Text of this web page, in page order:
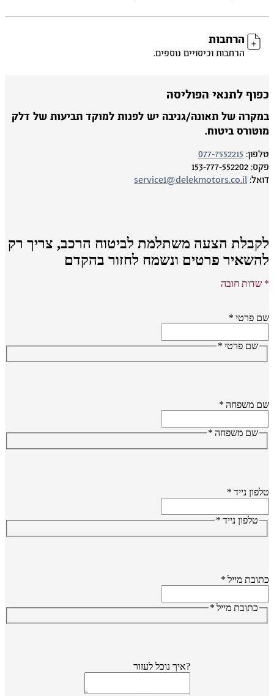
הרחבות
הרחבות וכיסויים נוספים.
לתנאי הפוליסה
של תאונה/גניבה יש לפנות למוקד תביעות של דלק
ביטוח.
077-7552215
153-777-552202
service1@delekmotors.co.il
הצעה משתלמת לביטוח הרכב,צריך רק
פרטים ונשמח לחזור בהקדם
חובה
פרטי*
שם פרטי*
משפחה*
שם משפחה*
נייד*
טלפון נייד*
מייל*
כתובת מייל*
?איך נוכל לעזור